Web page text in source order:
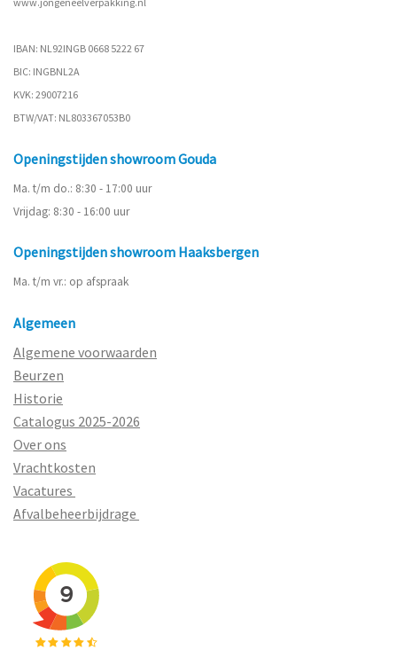
IBAN: NL92INGB 0668 5222 67
BIC: INGBNL2A
KVK: 29007216
BTW/VAT: NL803367053B0
Openingstijden showroom Gouda
Ma. t/m do.: 8:30 - 17:00 uur
Vrijdag: 8:30 - 16:00 uur
Openingstijden showroom Haaksbergen
Ma. t/m vr.: op afspraak
Algemeen
Algemene voorwaarden
Beurzen
Historie
Catalogus 2025-2026
Over ons
Vrachtkosten
Vacatures
Afvalbeheerbijdrage